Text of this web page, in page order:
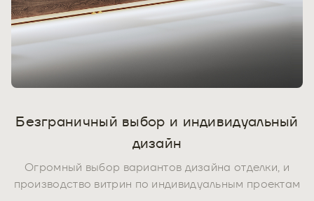
Безграничный выбор и индивидуальный
дизайн
Огромный выбор вариантов дизайна отделки, и
производство витрин по индивидуальным проектам